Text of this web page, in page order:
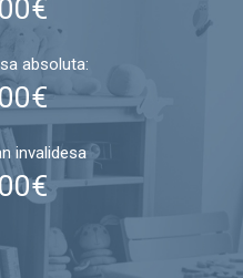
absoluta:
invalidesa